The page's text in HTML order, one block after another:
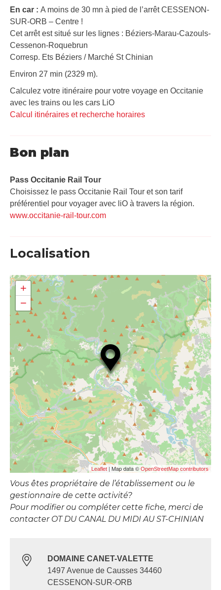
En car : A moins de 30 mn à pied de l’arrêt CESSENON-
SUR-ORB – Centre !
Cet arrêt est situé sur les lignes : Béziers-Marau-Cazouls-
Cessenon-Roquebrun
Corresp. Ets Béziers / Marché St Chinian
Environ 27 min (2329 m).
Calculez votre itinéraire pour votre voyage en Occitanie
avec les trains ou les cars LiO
Calcul itinéraires et recherche horaires
Bon plan
Pass Occitanie Rail Tour​
Choisissez le pass Occitanie Rail Tour et son tarif
préférentiel pour voyager avec liO à travers la région.
www.occitanie-rail-tour.com
Localisation
+
−
Leaflet | Map data © OpenStreetMap contributors
Vous êtes propriétaire de l’établissement ou le
gestionnaire de cette activité?
Pour modifier ou compléter cette fiche, merci de
contacter OT DU CANAL DU MIDI AU ST-CHINIAN
DOMAINE CANET-VALETTE
1497 Avenue de Causses 34460
CESSENON-SUR-ORB